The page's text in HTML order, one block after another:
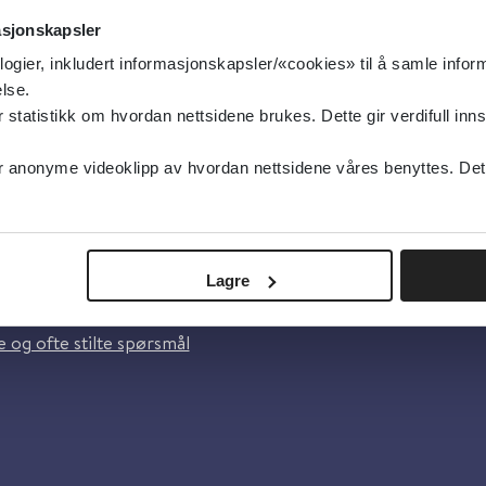
inkludert informasjonskapsler/«cookies» til å samle
statistikk om hvordan nettsidene brukes. Dette gir verdifull
videoklipp av hvordan nettsidene våres benyttes.
Lagre
og ofte stilte spørsmål